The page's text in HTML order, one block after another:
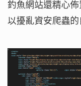
釣魚網站還精心
以擾亂資安爬蟲的